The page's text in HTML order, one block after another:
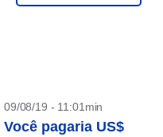
09/08/19 - 11:01min
Você pagaria US$